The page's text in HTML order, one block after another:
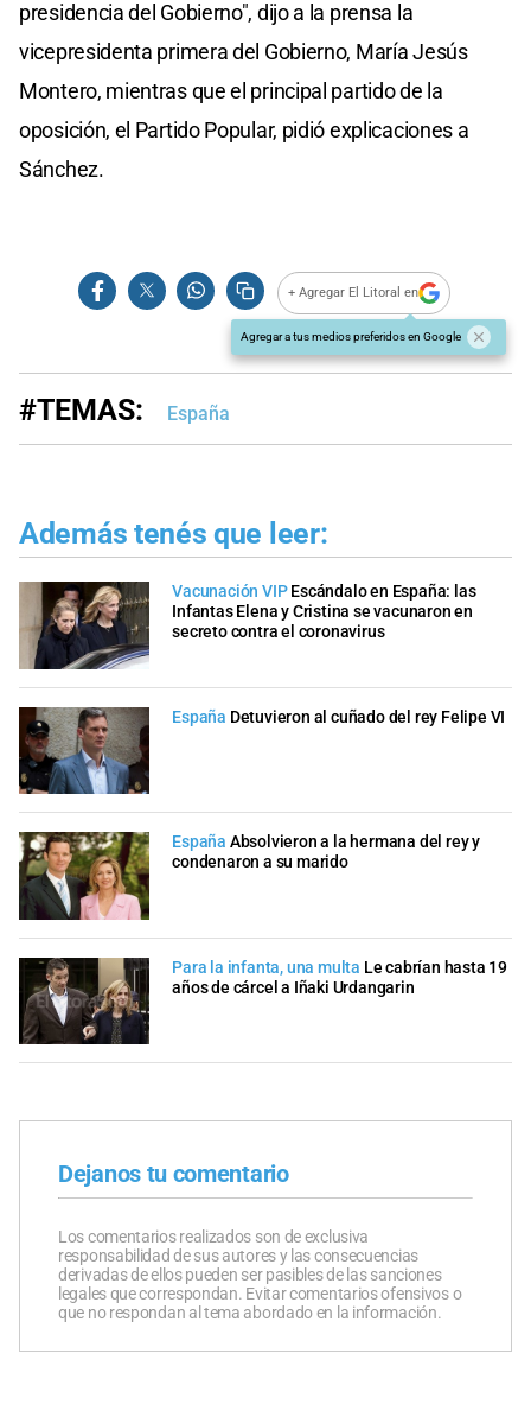
presidencia del Gobierno", dijo a la prensa la
vicepresidenta primera del Gobierno, María Jesús
Montero, mientras que el principal partido de la
oposición, el Partido Popular, pidió explicaciones a
Sánchez.
+ Agregar El Litoral en
Agregar a tus medios preferidos en Google
#TEMAS: España
Además tenés que leer:
Vacunación VIPEscándalo en España: las
Infantas Elena y Cristina se vacunaron en
secreto contra el coronavirus
España Detuvieron al cuñado del rey Felipe VI
España Absolvieron a la hermana del rey y
condenaron a su marido
Para la infanta, una multa Le cabrían hasta 19
años de cárcel a Iñaki Urdangarin
Dejanos tu comentario
Los comentarios realizados son de exclusiva
responsabilidad de sus autores y las consecuencias
derivadas de ellos pueden ser pasibles de las sanciones
legales que correspondan. Evitar comentarios ofensivos o
que no respondan al tema abordado en la información.